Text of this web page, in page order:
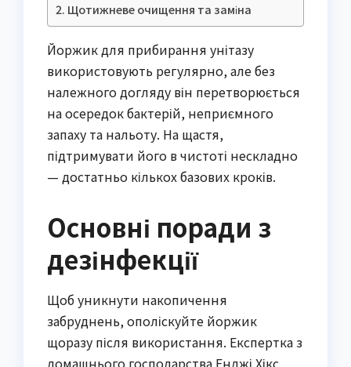
Щотижневе очищення та заміна
Йоржик для прибирання унітазу
використовують регулярно, але без
належного догляду він перетворюється
на осередок бактерій, неприємного
запаху та нальоту. На щастя,
підтримувати його в чистоті нескладно
— достатньо кількох базових кроків.
Основні поради з
дезінфекції
Щоб уникнути накопичення
забруднень, ополіскуйте йоржик
щоразу після використання. Експертка з
домашнього господарства Енджі Хікс